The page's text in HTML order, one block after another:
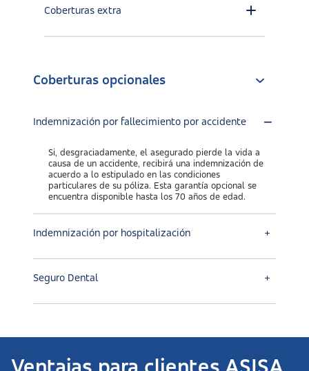
Coberturas extra
Coberturas opcionales
Indemnización por fallecimiento por accidente
Si, desgraciadamente, el asegurado pierde la vida a
causa de un accidente, recibirá una indemnización de
acuerdo a lo estipulado en las condiciones
particulares de su póliza. Esta garantía opcional se
encuentra disponible hasta los 70 años de edad.
Indemnización por hospitalización
Seguro Dental